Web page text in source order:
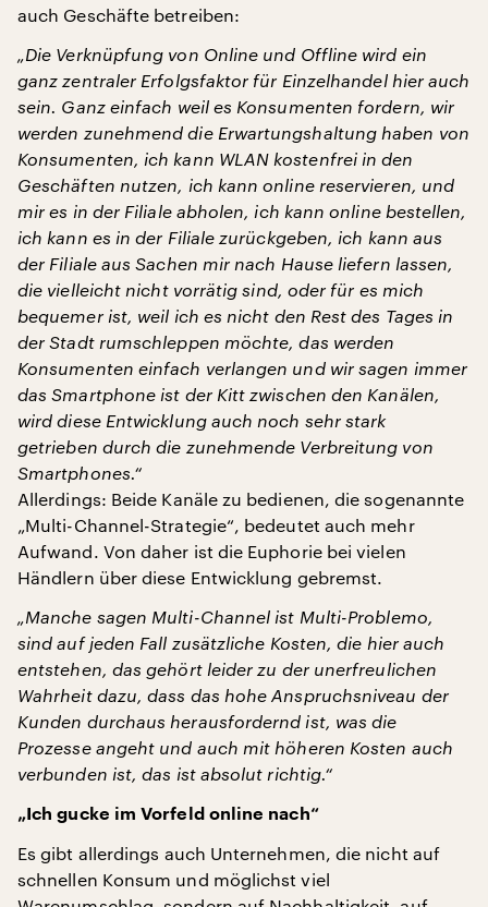
auch Geschäfte betreiben:
„Die Verknüpfung von Online und Offline wird ein
ganz zentraler Erfolgsfaktor für Einzelhandel hier auch
sein. Ganz einfach weil es Konsumenten fordern, wir
werden zunehmend die Erwartungshaltung haben von
Konsumenten, ich kann WLAN kostenfrei in den
Geschäften nutzen, ich kann online reservieren, und
mir es in der Filiale abholen, ich kann online bestellen,
ich kann es in der Filiale zurückgeben, ich kann aus
der Filiale aus Sachen mir nach Hause liefern lassen,
die vielleicht nicht vorrätig sind, oder für es mich
bequemer ist, weil ich es nicht den Rest des Tages in
der Stadt rumschleppen möchte, das werden
Konsumenten einfach verlangen und wir sagen immer
das Smartphone ist der Kitt zwischen den Kanälen,
wird diese Entwicklung auch noch sehr stark
getrieben durch die zunehmende Verbreitung von
Smartphones.“
Allerdings: Beide Kanäle zu bedienen, die sogenannte
„Multi-Channel-Strategie“, bedeutet auch mehr
Aufwand. Von daher ist die Euphorie bei vielen
Händlern über diese Entwicklung gebremst.
„Manche sagen Multi-Channel ist Multi-Problemo,
sind auf jeden Fall zusätzliche Kosten, die hier auch
entstehen, das gehört leider zu der unerfreulichen
Wahrheit dazu, dass das hohe Anspruchsniveau der
Kunden durchaus herausfordernd ist, was die
Prozesse angeht und auch mit höheren Kosten auch
verbunden ist, das ist absolut richtig.“
„Ich gucke im Vorfeld online nach“
Es gibt allerdings auch Unternehmen, die nicht auf
schnellen Konsum und möglichst viel